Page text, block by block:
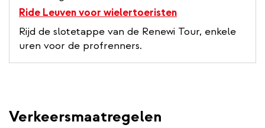
Ride Leuven voor wielertoeristen
Rijd de slotetappe van de Renewi Tour, enkele
uren voor de profrenners.
Verkeersmaatregelen